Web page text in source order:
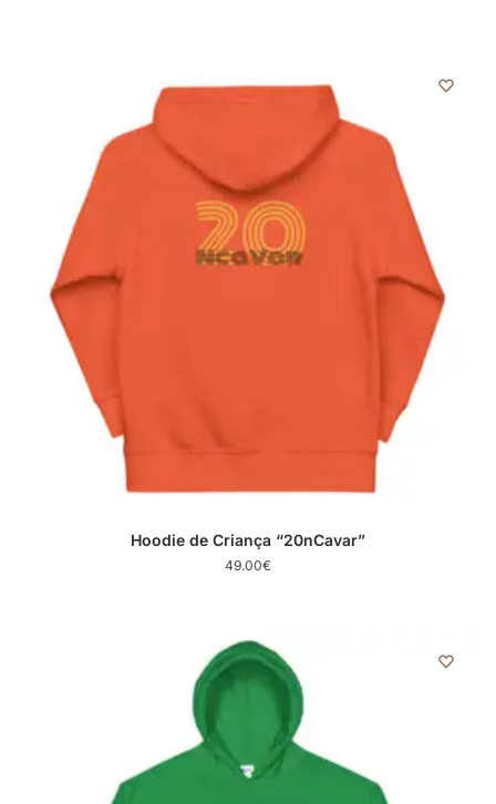
Hoodie de Criança “20nCavar”
49.00€